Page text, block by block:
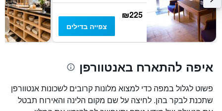
₪225
צפייה בדילים
איפה להתארח באנטוורפן
פשוט לגלול במפה כדי למצוא מלונות קרובים לשכונות אנטוורפן
שתכנת לבקר בהן. לחיצה על שם מקום הלינה והאירוח תבטל